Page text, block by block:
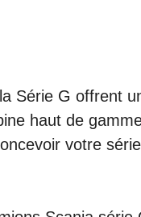
Série G offrent
haut de
votre